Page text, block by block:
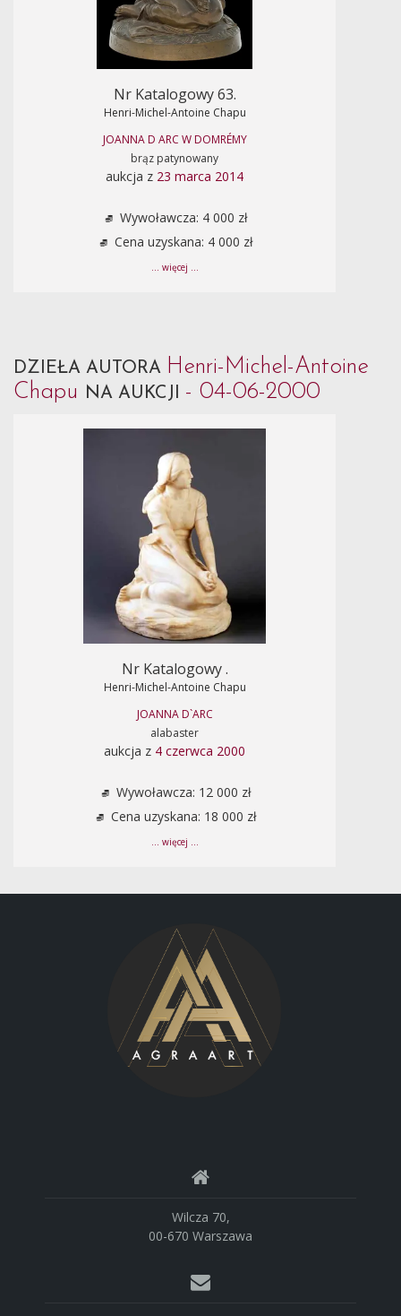
Nr Katalogowy 63.
Henri-Michel-Antoine Chapu
JOANNA D ARC W DOMRÉMY
brąz patynowany
aukcja z 23 marca 2014
Wywoławcza: 4 000 zł
Cena uzyskana: 4 000 zł
... więcej ...
DZIEŁA AUTORA Henri-Michel-Antoine
Chapu NA AUKCJI - 04-06-2000
Nr Katalogowy .
Henri-Michel-Antoine Chapu
JOANNA D`ARC
alabaster
aukcja z 4 czerwca 2000
Wywoławcza: 12 000 zł
Cena uzyskana: 18 000 zł
... więcej ...
Wilcza 70,
00-670 Warszawa